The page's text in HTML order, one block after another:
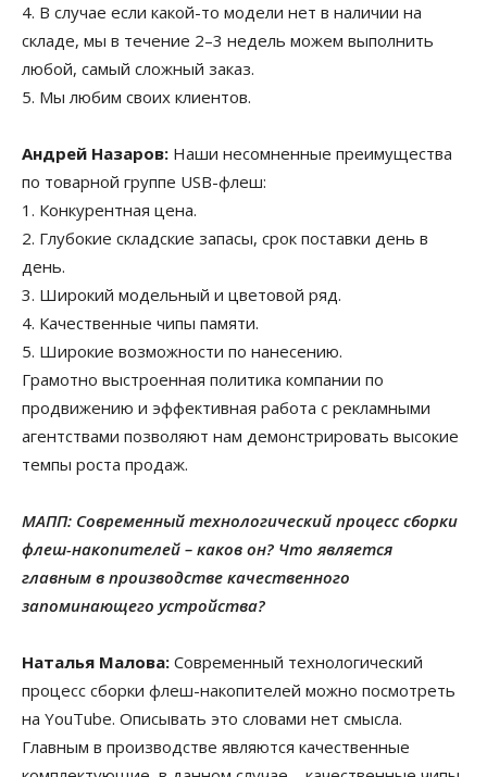
4. В случае если какой-то модели нет в наличии на
складе, мы в течение 2–3 недель можем выполнить
любой, самый сложный заказ.
5. Мы любим своих клиентов.
Андрей Назаров: Наши несомненные преимущества
по товарной группе USB-флеш:
1. Конкурентная цена.
2. Глубокие складские запасы, срок поставки день в
день.
3. Широкий модельный и цветовой ряд.
4. Качественные чипы памяти.
5. Широкие возможности по нанесению.
Грамотно выстроенная политика компании по
продвижению и эффективная работа с рекламными
агентствами позволяют нам демонстрировать высокие
темпы роста продаж.
МАПП: Современный технологический процесс сборки
флеш-накопителей – каков он? Что является
главным в производстве качественного
запоминающего устройства?
Наталья Малова: Современный технологический
процесс сборки флеш-накопителей можно посмотреть
на YouTube. Описывать это словами нет смысла.
Главным в производстве являются качественные